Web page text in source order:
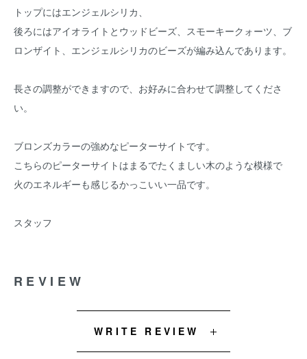
トップにはエンジェルシリカ、
後ろにはアイオライトとウッドビーズ、スモーキークォーツ、ブ
ロンザイト、エンジェルシリカのビーズが編み込んであります。
長さの調整ができますので、お好みに合わせて調整してくださ
い。
ブロンズカラーの強めなピーターサイトです。
こちらのピーターサイトはまるでたくましい木のような模様で
火のエネルギーも感じるかっこいい一品です。
スタッフ
REVIEW
WRITE REVIEW